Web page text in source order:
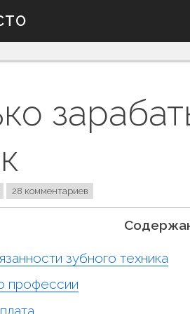
28 комментариев
зубного техника
профессии